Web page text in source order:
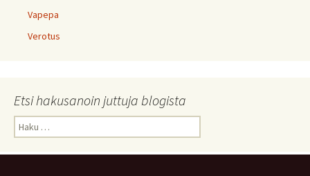
Vapepa
Verotus
Etsi hakusanoin juttuja blogista
Haku: